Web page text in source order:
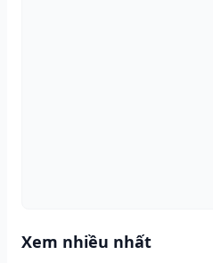
Xem nhiều nhất